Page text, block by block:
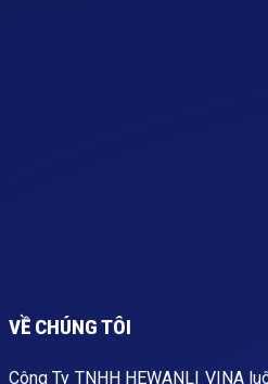
VỀ CHÚNG TÔI
Công Ty TNHH HEWANLI VINA